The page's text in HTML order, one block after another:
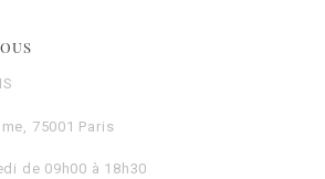
75001 Paris
de 09h00 à 18h30